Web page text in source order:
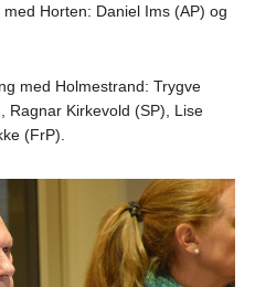
Horten: Daniel Ims (AP) og
med Holmestrand: Trygve
Ragnar Kirkevold (SP), Lise
(FrP).